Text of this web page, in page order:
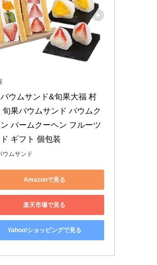
ウムサンド&旬果大福 村
旬果バウムサンド バウムク
バームクーヘン フルーツ
ギフト 個包装
ウムサンド
Amazonで見る
楽天市場で見る
Yahoo!ショッピングで見る